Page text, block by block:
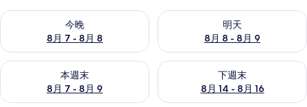
今晚
8月 7 - 8月 8
查看今晚 (8月 7 - 8月 8) 的供應情況
明天
8月 8 - 8月 9
查看明天 (8月 8 - 8月 9) 的供
本週末
8月 7 - 8月 9
查看本週末 (8月 7 - 8月 9) 的供應情況
下週末
8月 14 - 8月 16
查看下週末 (8月 14 - 8月 16)